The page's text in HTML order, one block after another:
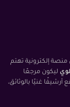
منصة إلكترونية تهتم
ليكون مرجعًا
غنيًا بالوثائق،